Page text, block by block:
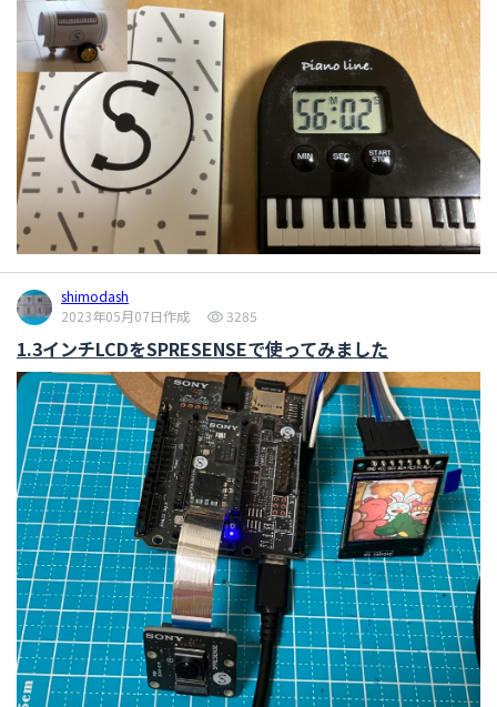
shimodash
2023年05月07日作成
3285
1.3インチLCDをSPRESENSEで使ってみました